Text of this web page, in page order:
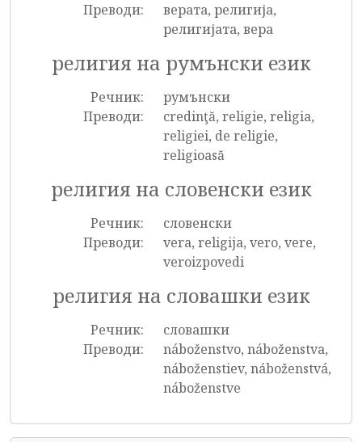
Преводи:
верата, религија,
религијата, вера
религия на румънски език
Речник:
румънски
Преводи:
credinţă, religie, religia,
religiei, de religie,
religioasă
религия на словенски език
Речник:
словенски
Преводи:
vera, religija, vero, vere,
veroizpovedi
религия на словашки език
Речник:
словашки
Преводи:
náboženstvo, náboženstva,
náboženstiev, náboženstvá,
náboženstve